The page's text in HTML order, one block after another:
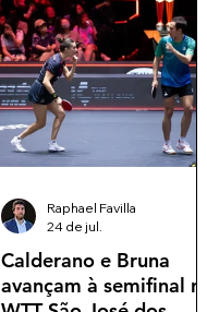
Calderano e Bruna
avançam à semifinal
Raphael Favilla
24 de jul.